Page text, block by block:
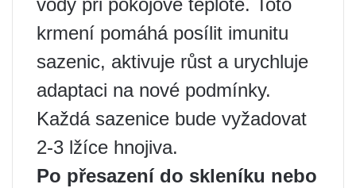
krmení pomáhá posílit imunitu
sazenic, aktivuje růst a urychluje
adaptaci na nové podmínky.
Každá sazenice bude vyžadovat
2-3 lžíce hnojiva.
Po přesazení do skleníku nebo